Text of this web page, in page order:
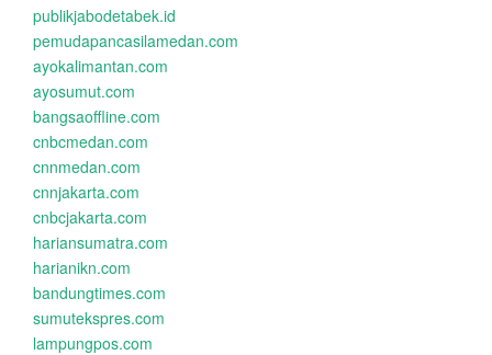
publikjabodetabek.id
pemudapancasilamedan.com
ayokalimantan.com
ayosumut.com
bangsaoffline.com
cnbcmedan.com
cnnmedan.com
cnnjakarta.com
cnbcjakarta.com
hariansumatra.com
harianikn.com
bandungtimes.com
sumutekspres.com
lampungpos.com